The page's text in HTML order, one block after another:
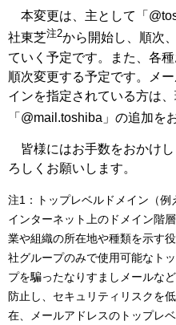
本変更は、主として「
社東芝注2から開始し、順次
ていく予定です。また、各
順次変更する予定です。メ
インを指定されている方は
「@mail.toshiba」の追加を
皆様にはお手数をおかけし
ろしくお願いします。
注1：トップレベルドメイン（例
インターネット上のドメイン階
業や組織の所在地や種類を示す
社グループのみで使用可能なト
プを騙ったなりすましメールな
防止し、セキュリティリスクを
在、メールアドレスのトップレ